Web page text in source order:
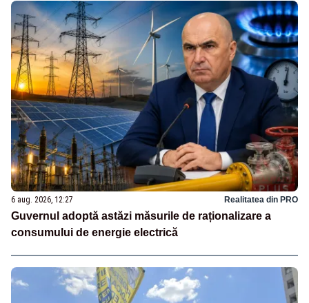
6 aug. 2026, 12:27 Realitatea din PRO
Guvernul adoptă astăzi măsurile de raționalizare a
consumului de energie electrică